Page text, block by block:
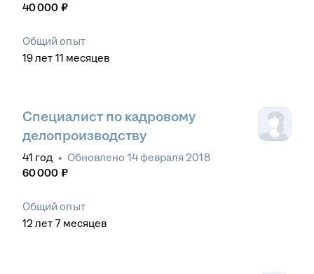
40 000 ₽
Общий опыт
19лет 11 месяцев
Специалист по кадровому
делопроизводству
41 год • Обновлено 14 февраля 2018
60 000 ₽
Общий опыт
12 лет 7 месяцев